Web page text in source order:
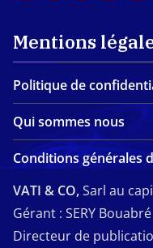
Mentions
Politique de
Qui sommes nous
Conditions générales
VATI & CO,Sarl au
Gérant : SERY
Directeur de